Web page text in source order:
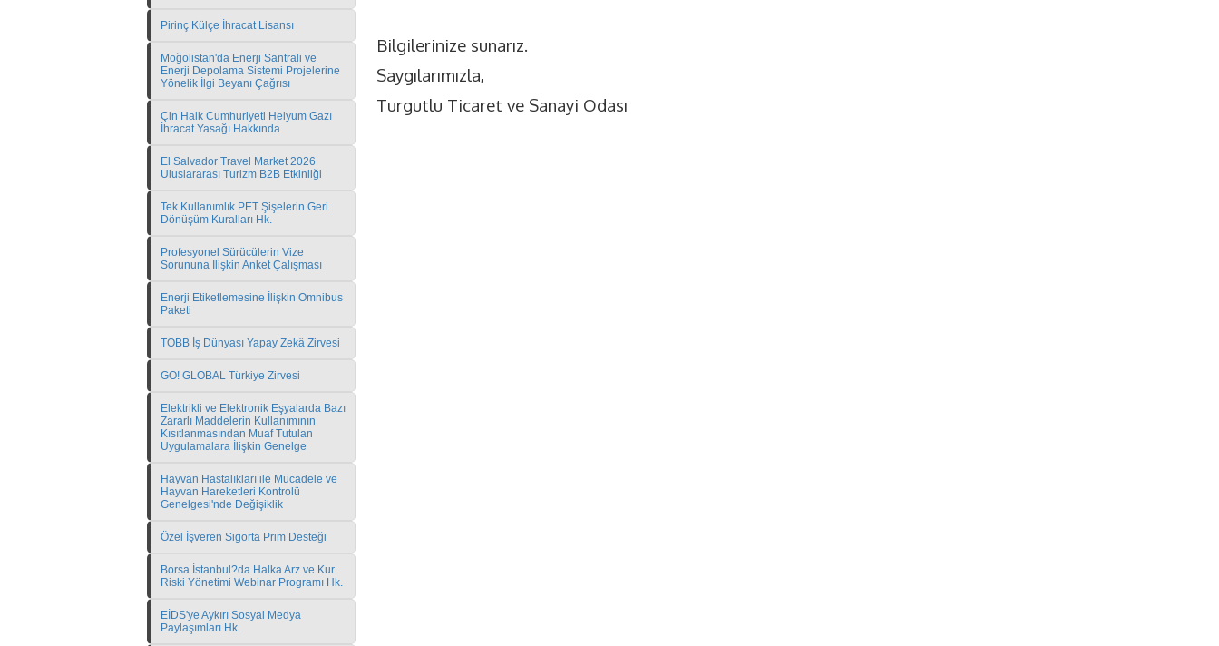
Pirinç Külçe İhracat Lisansı
Moğolistan'da Enerji Santrali ve
Enerji Depolama Sistemi Projelerine
Yönelik İlgi Beyanı Çağrısı
Çin Halk Cumhuriyeti Helyum Gazı
İhracat Yasağı Hakkında
El Salvador Travel Market 2026
Uluslararası Turizm B2B Etkinliği
Tek Kullanımlık PET Şişelerin Geri
Dönüşüm Kuralları Hk.
Profesyonel Sürücülerin Vize
Sorununa İlişkin Anket Çalışması
Enerji Etiketlemesine İlişkin Omnibus
Paketi
TOBB İş Dünyası Yapay Zekâ Zirvesi
GO! GLOBAL Türkiye Zirvesi
Elektrikli ve Elektronik Eşyalarda Bazı
Zararlı Maddelerin Kullanımının
Kısıtlanmasından Muaf Tutulan
Uygulamalara İlişkin Genelge
Hayvan Hastalıkları ile Mücadele ve
Hayvan Hareketleri Kontrolü
Genelgesi'nde Değişiklik
Özel İşveren Sigorta Prim Desteği
Borsa İstanbul?da Halka Arz ve Kur
Riski Yönetimi Webinar Programı Hk.
EİDS'ye Aykırı Sosyal Medya
Paylaşımları Hk.
Bilgilerinize sunarız.
Saygılarımızla,
Turgutlu Ticaret ve Sanayi Odası